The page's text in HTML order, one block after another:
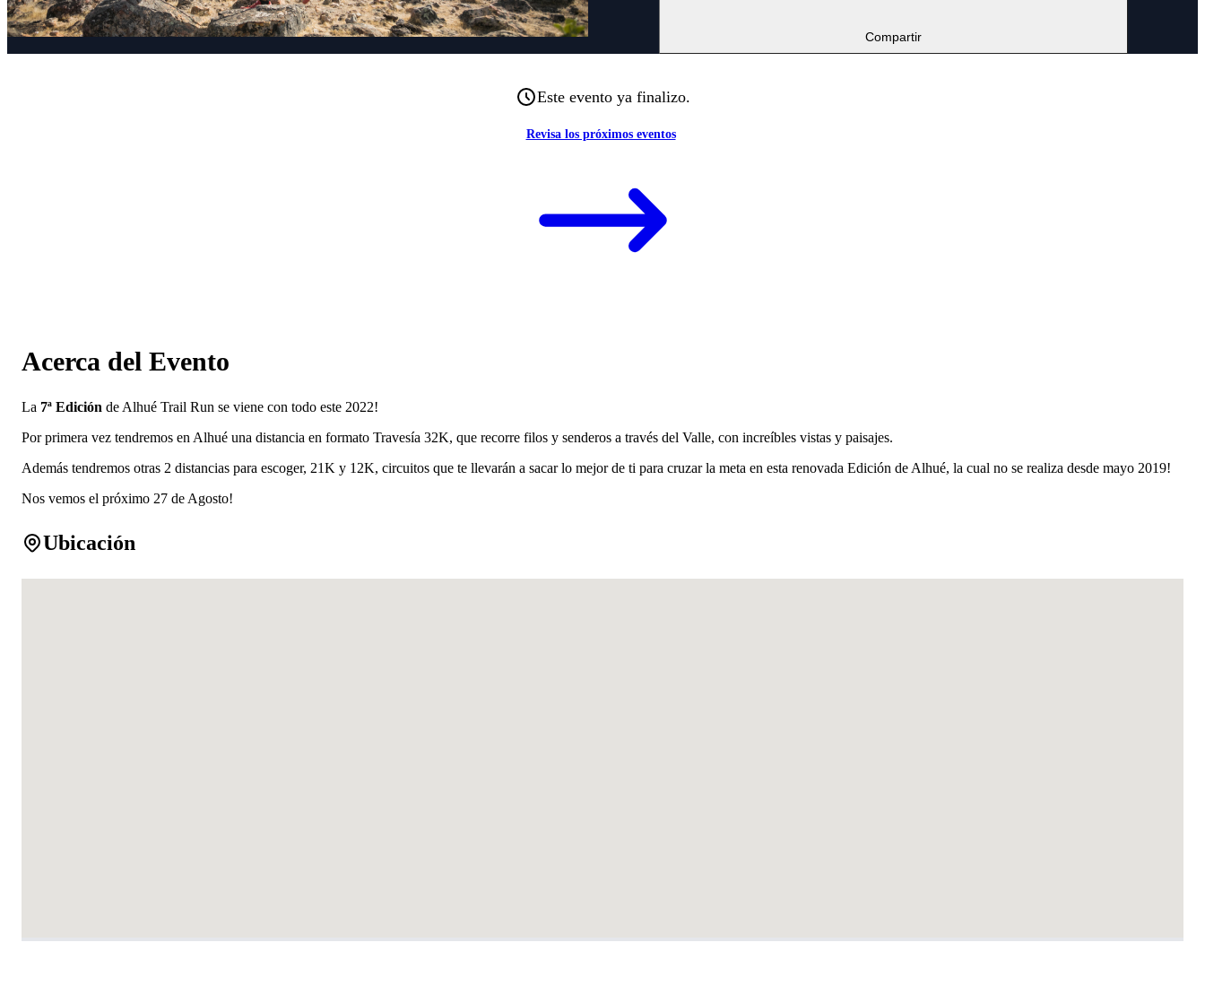
Compartir
Este evento ya finalizo.
Revisa los próximos eventos
Acerca del Evento
La 7ª Edición de Alhué Trail Run se viene con todo este 2022!
Por primera vez tendremos en Alhué una distancia en formato Travesía 32K, que recorre filos y senderos a través del Valle, con increíbles vistas y paisajes.
Además tendremos otras 2 distancias para escoger, 21K y 12K, circuitos que te llevarán a sacar lo mejor de ti para cruzar la meta en esta renovada Edición de Alhué, la cual no se realiza desde mayo 2019!
Nos vemos el próximo 27 de Agosto!
Ubicación